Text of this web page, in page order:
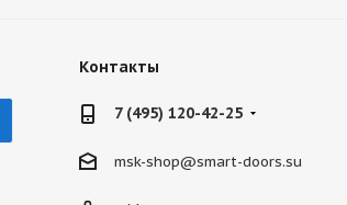
Контакты
7 (495) 120-42-25
msk-shop@smart-doors.su